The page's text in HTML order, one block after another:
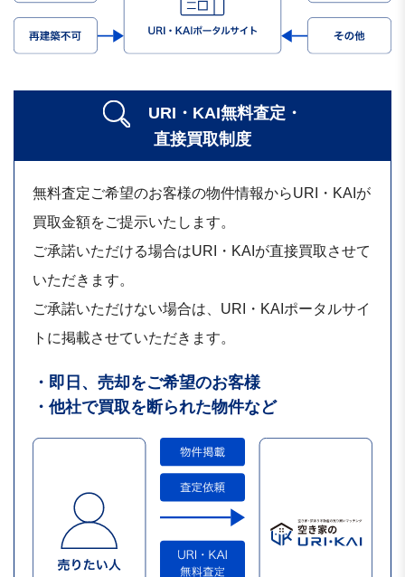
URI・KAI無料査定・
直接買取制度
無料査定ご希望のお客様の物件情報からURI・KAIが
買取金額をご提示いたします。
ご承諾いただける場合はURI・KAIが直接買取させて
いただきます。
ご承諾いただけない場合は、URI・KAIポータルサイ
トに掲載させていただきます。
・即日、売却をご希望のお客様
・他社で買取を断られた物件など